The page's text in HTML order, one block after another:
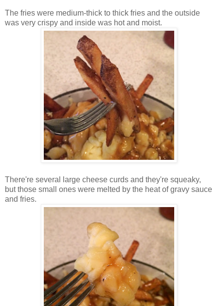
The fries were medium-thick to thick fries and the outside
was very crispy and inside was hot and moist.
There're several large cheese curds and they're squeaky,
but those small ones were melted by the heat of gravy sauce
and fries.